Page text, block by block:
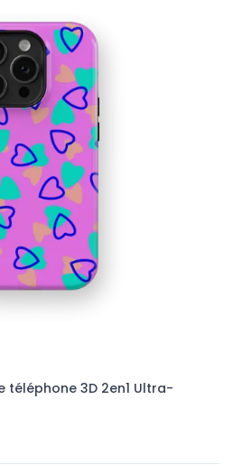
téléphone 3D 2en1 Ultra-